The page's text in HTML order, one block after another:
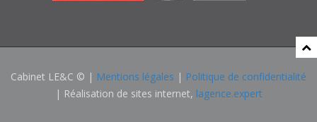
Cabinet LE&C © | Mentions légales | Politique de confidentialité
| Réalisation de sites internet, lagence.expert